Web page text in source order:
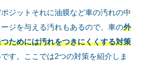
ジットそれに油膜など車の汚れの中
ジを与える汚れもあるので、車の外
ためには汚れをつきにくくする対策
す。ここでは2つの対策を紹介しま